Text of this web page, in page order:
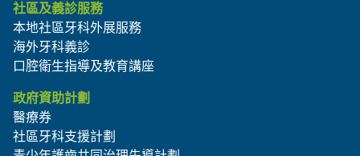
社區及義診服務
本地社區牙科外展服務
海外牙科義診
口腔衛生指導及教育講座
政府資助計劃
醫療券
社區牙科支援計劃